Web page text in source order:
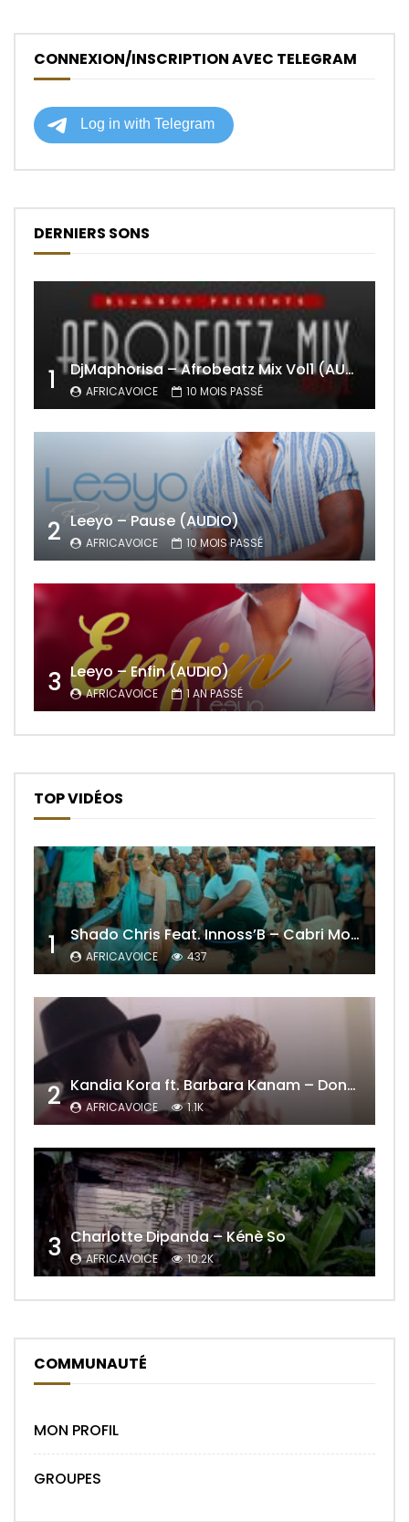
CONNEXION/INSCRIPTION AVEC TELEGRAM
DERNIERS SONS
1 DjMaphorisa – Afrobeatz Mix Vol1 (AUDIO)
AFRICAVOICE 10 MOIS PASSÉ
2 Leeyo – Pause (AUDIO)
AFRICAVOICE 10 MOIS PASSÉ
3 Leeyo – Enfin (AUDIO)
AFRICAVOICE 1 AN PASSÉ
TOP VIDÉOS
1 Shado Chris Feat. Innoss’B – Cabri Mort (Remix)
AFRICAVOICE 437
2 Kandia Kora ft. Barbara Kanam – Donne Moi le Temps
AFRICAVOICE 1.1K
3 Charlotte Dipanda – Kénè So
AFRICAVOICE 10.2K
COMMUNAUTÉ
MON PROFIL
GROUPES